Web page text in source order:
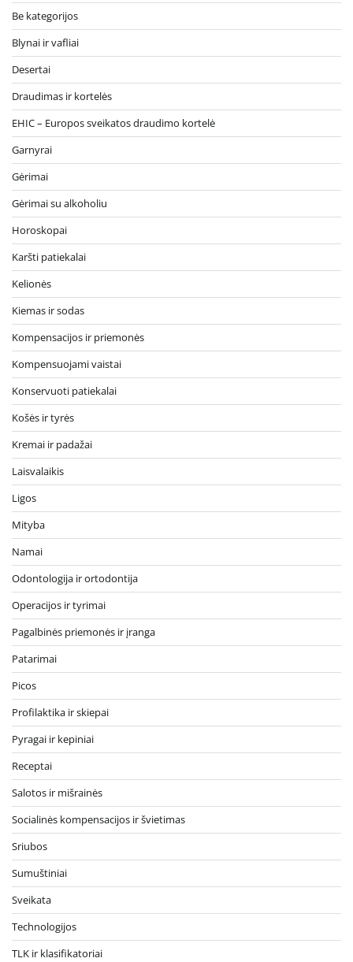
Be kategorijos
Blynai ir vafliai
Desertai
Draudimas ir kortelės
EHIC – Europos sveikatos draudimo kortelė
Garnyrai
Gėrimai
Gėrimai su alkoholiu
Horoskopai
Karšti patiekalai
Kelionės
Kiemas ir sodas
Kompensacijos ir priemonės
Kompensuojami vaistai
Konservuoti patiekalai
Košės ir tyrės
Kremai ir padažai
Laisvalaikis
Ligos
Mityba
Namai
Odontologija ir ortodontija
Operacijos ir tyrimai
Pagalbinės priemonės ir įranga
Patarimai
Picos
Profilaktika ir skiepai
Pyragai ir kepiniai
Receptai
Salotos ir mišrainės
Socialinės kompensacijos ir švietimas
Sriubos
Sumuštiniai
Sveikata
Technologijos
TLK ir klasifikatoriai